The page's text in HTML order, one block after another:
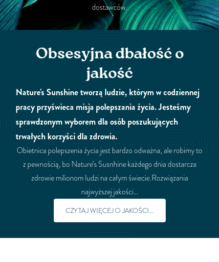
dostawców.
Obsesyjna dbałość o
jakość
Nature's Sunshine tworzą ludzie, którym w codziennej
pracy przyświeca misja polepszania życia. Jesteśmy
sprawdzonym wyborem dla osób poszukujących
trwałych korzyści dla zdrowia.
Obietnica polepszenia życia jest bardzo odważna, ale robimy to
z pewnością, bo Nature’s Susnhine każdego dnia dostarcza
zdrowie milionom ludzi na całym świecie.Rozwiązania
najwyższej jakości…
CZYTAJ WIĘCEJ O JAKOŚCI...